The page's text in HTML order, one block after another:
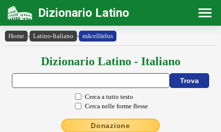
Dizionario Latino
Home › Latino-Italiano › măcellārĭus
Dizionario Latino - Italiano
Cerca a tutto testo
Cerca nelle forme flesse
Donazione